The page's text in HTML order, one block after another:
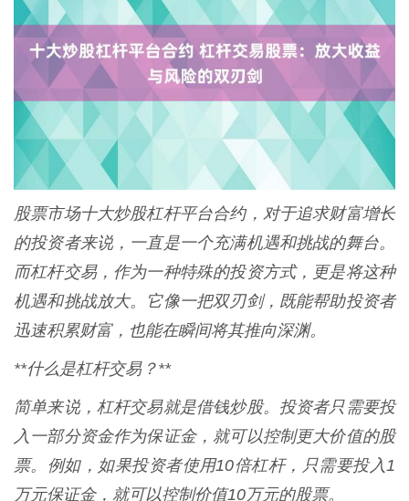
股票市场十大炒股杠杆平台合约，对于追求财富增长
的投资者来说，一直是一个充满机遇和挑战的舞台。
而杠杆交易，作为一种特殊的投资方式，更是将这种
机遇和挑战放大。它像一把双刃剑，既能帮助投资者
迅速积累财富，也能在瞬间将其推向深渊。
**什么是杠杆交易？**
简单来说，杠杆交易就是借钱炒股。投资者只需要投
入一部分资金作为保证金，就可以控制更大价值的股
票。例如，如果投资者使用10倍杠杆，只需要投入1
万元保证金，就可以控制价值10万元的股票。